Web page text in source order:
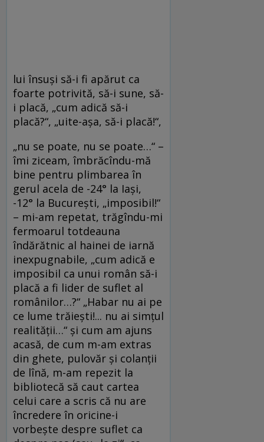
lui însuşi să-i fi apărut ca
foarte potrivită, să-i sune, să-
i placă, „cum adică să-i
placă?“, „uite-aşa, să-i placă!“,
„nu se poate, nu se poate…“ –
îmi ziceam, îmbrăcîndu-mă
bine pentru plimbarea în
gerul acela de -24° la Iaşi,
-12° la Bucureşti, „imposibil!“
– mi-am repetat, trăgîndu-mi
fermoarul totdeauna
îndărătnic al hainei de iarnă
inexpugnabile, „cum adică e
imposibil ca unui român să-i
placă a fi lider de suflet al
românilor…?“ „Habar nu ai pe
ce lume trăieşti!... nu ai simţul
realităţii…“ şi cum am ajuns
acasă, de cum m-am extras
din ghete, pulovăr şi colanţii
de lînă, m-am repezit la
bibliotecă să caut cartea
celui care a scris că nu are
încredere în oricine-i
vorbeşte despre suflet ca